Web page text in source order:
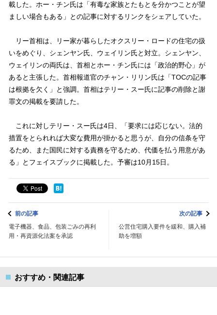
載した。ホー・チン氏は「有毒な家族とたもとを分かつことが望
ましい場合もある」との記事に対するリンクをシェアしていた。
リー首相は、リー家が暮らしたオクスリー・ロードの住宅の扱
いをめぐり、シェンヤン氏、ウェイリン氏と対立。シェンヤン、
ウェイリンの両氏は、首相とホー・チン氏には「政治的野心」が
あると主張した。首相報道官のチャン・リリン氏は「TOCの記事
は根拠を欠く」と強調。首相はテリー・スー氏に記事の削除と謝
罪文の掲載を要請した。
これに対しテリー・スー氏は4日、「要求には応じない。法的
措置をとられれば大変な費用が掛かると思うが、自分の信条を守
るため、また国民に対する責務を守るため、代価を払う用意があ
る」とフェイスブックに掲載した。予審は10月15日。
前の記事
電子機器、食品、包装ごみの再利
用・再資源化法案を承認
次の記事
公営住宅購入要件を緩和、購入補
助を増額
おすすめ・関連記事